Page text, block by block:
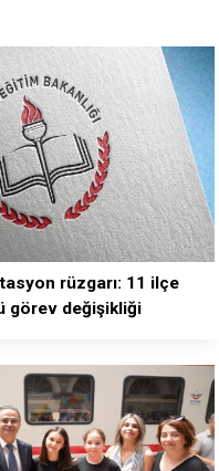
rüzgarı: 11 ilçe
görev değişikliği